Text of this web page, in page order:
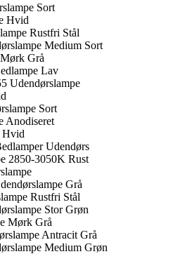
Sort
Hvid
Rustfri Stål
Medium Sort
Grå
Lav
Udendørslampe
Sort
Anodiseret
Hvid
Udendørs
2850-3050K Rust
Grå
Rustfri Stål
Stor Grøn
Mørk Grå
Antracit Grå
Medium Grøn